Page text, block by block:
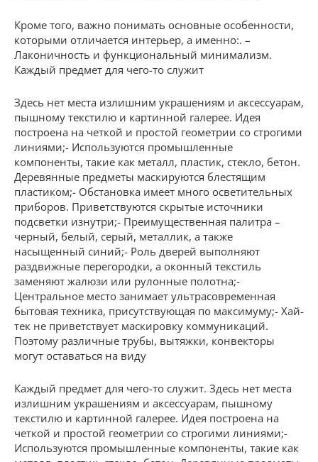
Кроме того, важно понимать основные особенности,
которыми отличается интерьер, а именно:. –
Лаконичность и функциональный минимализм.
Каждый предмет для чего-то служит
Здесь нет места излишним украшениям и аксессуарам,
пышному текстилю и картинной галерее. Идея
построена на четкой и простой геометрии со строгими
линиями;- Используются промышленные
компоненты, такие как металл, пластик, стекло, бетон.
Деревянные предметы маскируются блестящим
пластиком;- Обстановка имеет много осветительных
приборов. Приветствуются скрытые источники
подсветки изнутри;- Преимущественная палитра –
черный, белый, серый, металлик, а также
насыщенный синий;- Роль дверей выполняют
раздвижные перегородки, а оконный текстиль
заменяют жалюзи или рулонные полотна;-
Центральное место занимает ультрасовременная
бытовая техника, присутствующая по максимуму;- Хай-
тек не приветствует маскировку коммуникаций.
Поэтому различные трубы, вытяжки, конвекторы
могут оставаться на виду
Каждый предмет для чего-то служит. Здесь нет места
излишним украшениям и аксессуарам, пышному
текстилю и картинной галерее. Идея построена на
четкой и простой геометрии со строгими линиями;-
Используются промышленные компоненты, такие как